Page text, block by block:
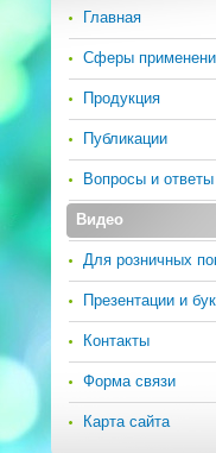
Главная
Сферы
Продукция
Публикации
Вопросы и ответы
Видео
Для розничных
Презентации и
Контакты
Форма связи
Карта сайта